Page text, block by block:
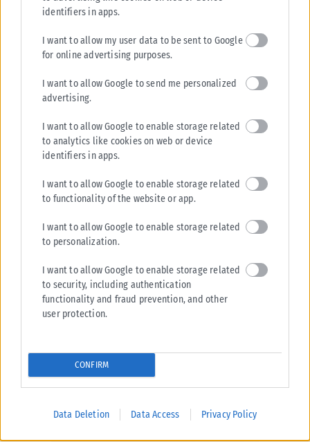
identifiers in apps.
I want to allow my user data to be sent to Google
for online advertising purposes.
I want to allow Google to send me personalized
advertising.
I want to allow Google to enable storage related
to analytics like cookies on web or device
identifiers in apps.
I want to allow Google to enable storage related
to functionality of the website or app.
I want to allow Google to enable storage related
to personalization.
I want to allow Google to enable storage related
to security, including authentication
functionality and fraud prevention, and other
user protection.
CONFIRM
Data Deletion Data Access Privacy Policy